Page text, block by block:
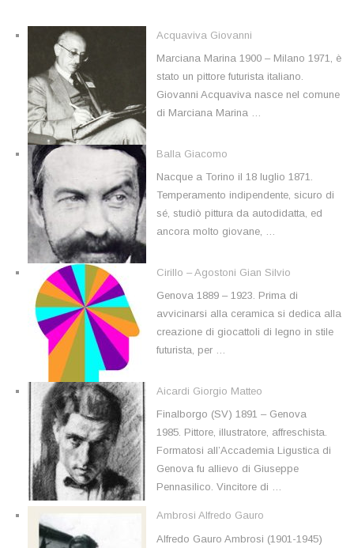
Acquaviva Giovanni
Marciana Marina 1900 – Milano 1971, è
stato un pittore futurista italiano.
Giovanni Acquaviva nasce nel comune
di Marciana Marina …
Balla Giacomo
Nacque a Torino il 18 luglio 1871.
Temperamento indipendente, sicuro di
sé, studiò pittura da autodidatta, ed
ancora molto giovane, …
Cirillo – Agostoni Gian Silvio
Genova 1889 – 1923. Prima di
avvicinarsi alla ceramica si dedica alla
creazione di giocattoli di legno in stile
futurista, per …
Aicardi Giorgio Matteo
Finalborgo (SV) 1891 – Genova
1985. Pittore, illustratore, affreschista.
Formatosi all’Accademia Ligustica di
Genova fu allievo di Giuseppe
Pennasilico. Vincitore di …
Ambrosi Alfredo Gauro
Alfredo Gauro Ambrosi (1901-1945)